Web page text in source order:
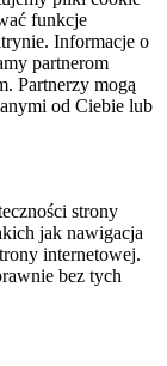
funkcje
Informacje o
partnerom
Partnerzy mogą
od Ciebie lub
strony
jak nawigacja
internetowej.
bez tych